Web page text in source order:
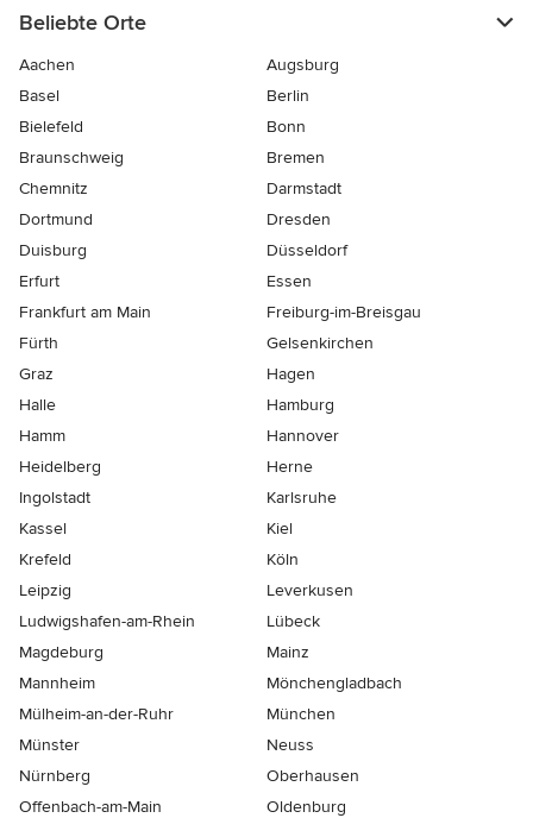
Beliebte Orte
Aachen
Augsburg
Basel
Berlin
Bielefeld
Bonn
Braunschweig
Bremen
Chemnitz
Darmstadt
Dortmund
Dresden
Duisburg
Düsseldorf
Erfurt
Essen
Frankfurt am Main
Freiburg-im-Breisgau
Fürth
Gelsenkirchen
Graz
Hagen
Halle
Hamburg
Hamm
Hannover
Heidelberg
Herne
Ingolstadt
Karlsruhe
Kassel
Kiel
Krefeld
Köln
Leipzig
Leverkusen
Ludwigshafen-am-Rhein
Lübeck
Magdeburg
Mainz
Mannheim
Mönchen­gladbach
Mülheim-an-der-Ruhr
München
Münster
Neuss
Nürnberg
Oberhausen
Offenbach-am-Main
Oldenburg